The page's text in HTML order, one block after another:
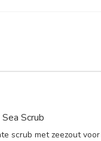
Scrub
scrub met zeezout